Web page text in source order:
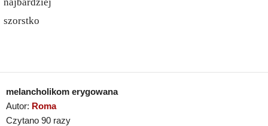
szorstko
melancholikom erygowana
Autor: Roma
Czytano 90 razy